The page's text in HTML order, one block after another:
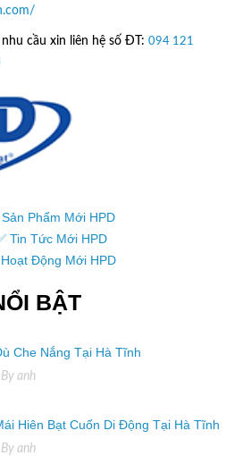
cầu xin liên hệ số ĐT: 094 121
Sản Phẩm Mới HPD
Tin Tức Mới HPD
Hoạt Động Mới HPD
BẬT
Che Nắng Tại Hà Tĩnh
anh
Hiên Bạt Cuốn Di Động Tại Hà Tĩnh
anh